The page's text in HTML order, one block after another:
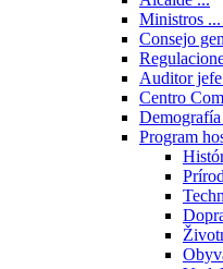
Ministros ...
Consejo
Auditor
Centro
Demografía
Program